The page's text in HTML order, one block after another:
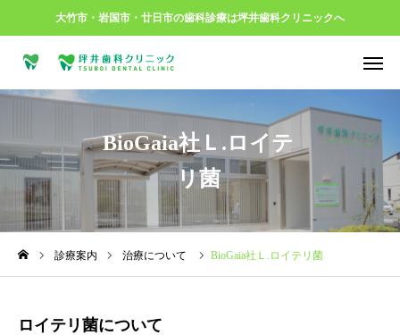
大竹市・岩国市・廿日市の歯科診療は坪井歯科クリニックへ
BioGaia社Ｌ.ロイテ
リ菌
診療案内 治療について BioGaia社Ｌ.ロイテリ菌
ロイテリ菌について
 ご相談
 MAP
はじめての方へ
当院について